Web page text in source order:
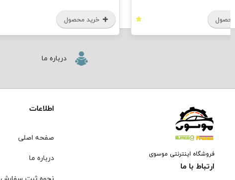
خرید محصول
درباره ما
فروشگاه اینترنتی موسوی
ارتباط با ما
اطلاعات
صفحه اصلی
درباره ما